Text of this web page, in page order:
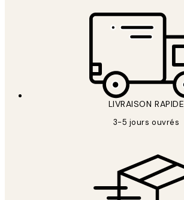
LIVRAISON RAPIDE
3-5 jours ouvrés